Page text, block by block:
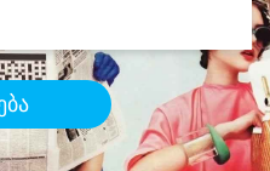
მომსახურება